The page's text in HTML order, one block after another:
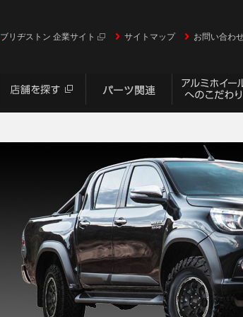
お問い合わ
サイトマップ
ブリヂストン 企業サイト